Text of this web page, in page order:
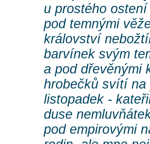
u prostého
pod temnými
království
barvínek svým
a pod dřevěnými
hrobečků svítí
listopadek -
duse
pod empirovými